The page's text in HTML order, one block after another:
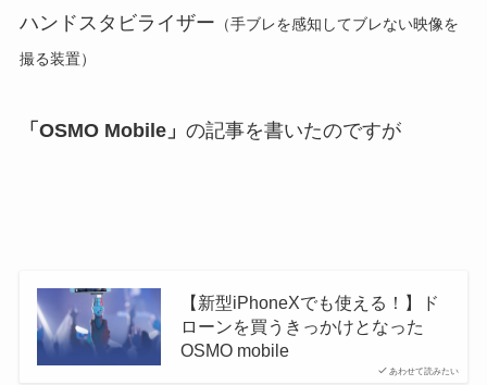
ハンドスタビライザー （手ブレを感知してブレない映像を
撮る装置）
「OSMO Mobile」 の記事を書いたのですが
あわせて読みたい
【新型iPhoneXでも使える！】ド
ローンを買うきっかけとなった
OSMO mobile